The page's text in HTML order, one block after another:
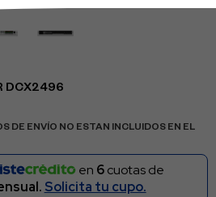
DCX2496
DE ENVÍO NO ESTAN INCLUIDOS EN EL
en 6cuotas de
Solicita tu cupo.